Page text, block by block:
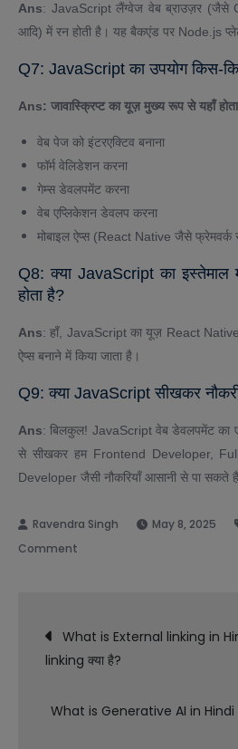
Ans: JavaScript लैंग्वेज वेब ब्राउज़र (जैसे
आदि) में रन होती है। यह बैकएंड पर Node.js
Q7: JavaScript का उपयोग किस-
Ans: जावास्क्रिप्ट का यूज़ मुख्य रूप से यहाँ
वेब पेज को इंटरएक्टिव बनाना
फॉर्म वेलिडेशन करना
गेम्स डेवलपमेंट करना
वेब एप्लिकेशन डेवलप करना
मोबाइल ऐप्स (React Native जैसे फ्रेमवर्क
Q8: क्या JavaScript का इस्तेमाल
होता है?
Ans: हाँ, JavaScript का यूज़ React
ऐप्स बनाने में किया जाता है।
Q9: क्या JavaScript सीखकर
Ans: बिलकुल! JavaScript वेब डेवलपमेंट का
से सीखकर हम Frontend Developer,
Developer जैसी नौकरियाँ आसानी से पा सकते
May 8, 2025
Comment
in
Hindi
JavaScript
Post
navigation
What is External linking in
linking क्या है?
What is Generative AI in Hindi |